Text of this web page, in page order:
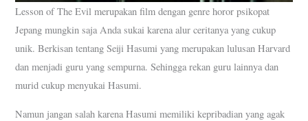
Lesson of The Evil merupakan film dengan genre horor psikopat
Jepang mungkin saja Anda sukai karena alur ceritanya yang cukup
unik. Berkisan tentang Seiji Hasumi yang merupakan lulusan Harvard
dan menjadi guru yang sempurna. Sehingga rekan guru lainnya dan
murid cukup menyukai Hasumi.
Namun jangan salah karena Hasumi memiliki kepribadian yang agak